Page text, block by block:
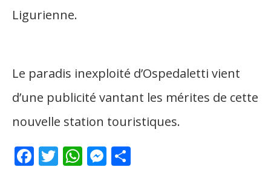
Ligurienne.
Le paradis inexploité d’Ospedaletti vient
d’une publicité vantant les mérites de cette
nouvelle station touristiques.
Facebook
Twitter
WhatsApp
Messenger